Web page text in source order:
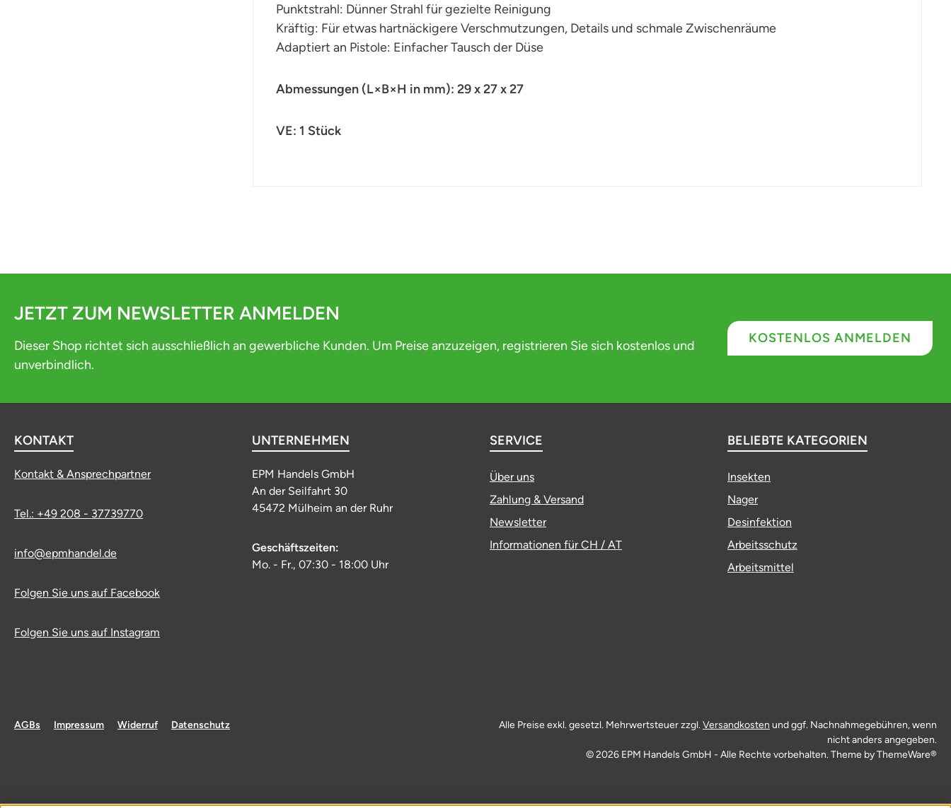
Punktstrahl: Dünner Strahl für gezielte Reinigung
Kräftig: Für etwas hartnäckigere Verschmutzungen, Details und schmale Zwischenräume
Adaptiert an Pistole: Einfacher Tausch der Düse
Abmessungen (L×B×H in mm): 29 x 27 x 27
VE: 1 Stück
JETZT ZUM NEWSLETTER ANMELDEN
Dieser Shop richtet sich ausschließlich an gewerbliche Kunden. Um Preise anzuzeigen, registrieren Sie sich kostenlos und
unverbindlich.
KOSTENLOS ANMELDEN
KONTAKT
Kontakt & Ansprechpartner
Tel.: +49 208 - 37739770
info@epmhandel.de
Folgen Sie uns auf Facebook
Folgen Sie uns auf Instagram
UNTERNEHMEN
EPM Handels GmbH
An der Seilfahrt 30
45472 Mülheim an der Ruhr
Geschäftszeiten:
Mo. - Fr., 07:30 - 18:00 Uhr
SERVICE
Über uns
Zahlung & Versand
Newsletter
Informationen für CH / AT
BELIEBTE KATEGORIEN
Insekten
Nager
Desinfektion
Arbeitsschutz
Arbeitsmittel
AGBs Impressum Widerruf Datenschutz Alle Preise exkl. gesetzl. Mehrwertsteuer zzgl. Versandkosten und ggf. Nachnahmegebühren, wenn
nicht anders angegeben.
© 2026 EPM Handels GmbH - Alle Rechte vorbehalten. Theme byThemeWare®